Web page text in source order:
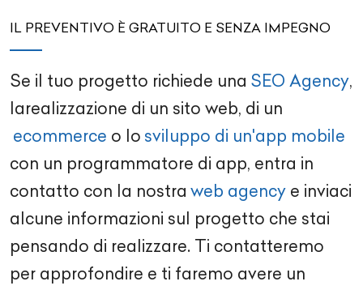
IL PREVENTIVO È GRATUITO E SENZA IMPEGNO
Se il tuo progetto richiede una SEO Agency,
larealizzazione di un sito web, di un
ecommerce o lo sviluppo di un'app mobile
con un programmatore di app, entra in
contatto con la nostra web agency e inviaci
alcune informazioni sul progetto che stai
pensando di realizzare. Ti contatteremo
per approfondire e ti faremo avere un